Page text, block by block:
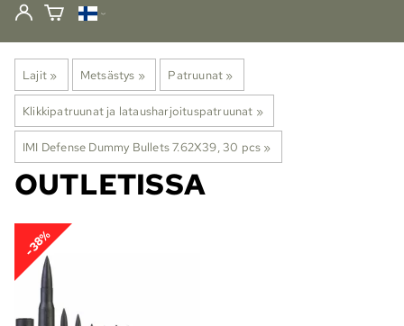
Lajit ‪» Metsästys ‪» Patruunat ‪»
Klikkipatruunat ja latausharjoituspatruunat ‪»
IMI Defense Dummy Bullets 7.62X39, 30 pcs ‪»
OUTLETISSA
-38%